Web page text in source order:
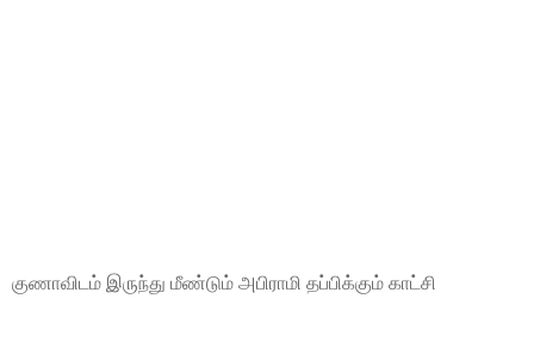
குணாவிடம் இருந்து மீண்டும் அபிராமி தப்பிக்கும் காட்சி